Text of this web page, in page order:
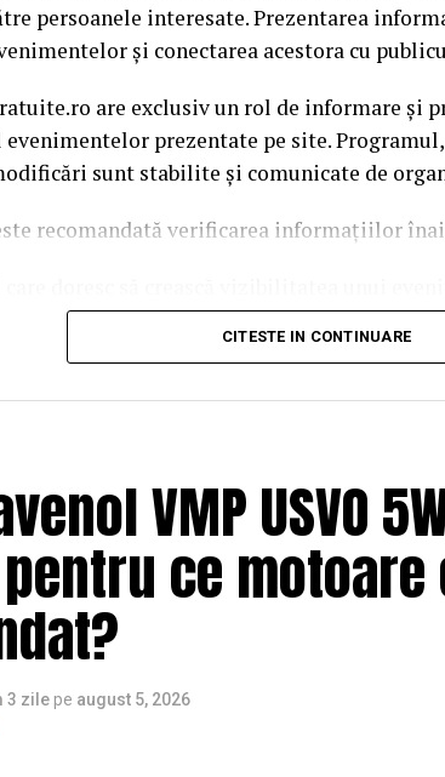
persoanele interesate. Prezentarea
și conectarea acestora cu
are exclusiv un rol de informare și
prezentate pe site.
sunt stabilite și comunicate de
recomandată verificarea informațiilor
de promovare din partea echipei
CITESTE IN CONTINUARE
VMP USVO
ce motoare
3 zile pe august 5, 2026